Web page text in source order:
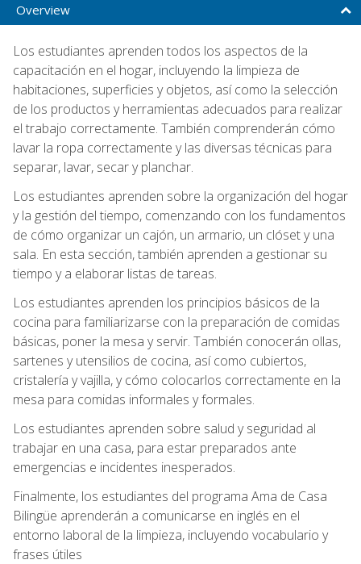
Overview
Los estudiantes aprenden todos los aspectos de la
capacitación en el hogar, incluyendo la limpieza de
habitaciones, superficies y objetos, así como la selección
de los productos y herramientas adecuados para realizar
el trabajo correctamente. También comprenderán cómo
lavar la ropa correctamente y las diversas técnicas para
separar, lavar, secar y planchar.
Los estudiantes aprenden sobre la organización del hogar
y la gestión del tiempo, comenzando con los fundamentos
de cómo organizar un cajón, un armario, un clóset y una
sala. En esta sección, también aprenden a gestionar su
tiempo y a elaborar listas de tareas.
Los estudiantes aprenden los principios básicos de la
cocina para familiarizarse con la preparación de comidas
básicas, poner la mesa y servir. También conocerán ollas,
sartenes y utensilios de cocina, así como cubiertos,
cristalería y vajilla, y cómo colocarlos correctamente en la
mesa para comidas informales y formales.
Los estudiantes aprenden sobre salud y seguridad al
trabajar en una casa, para estar preparados ante
emergencias e incidentes inesperados.
Finalmente, los estudiantes del programa Ama de Casa
Bilingüe aprenderán a comunicarse en inglés en el
entorno laboral de la limpieza, incluyendo vocabulario y
frases útiles